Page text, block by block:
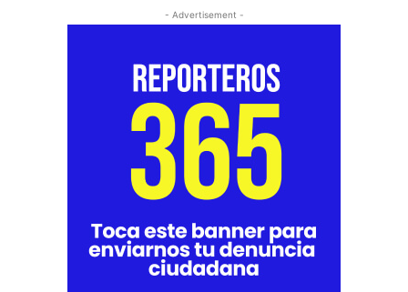
- Advertisement -